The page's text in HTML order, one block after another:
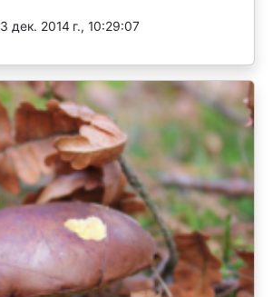
3 дек. 2014 г., 10:29:07